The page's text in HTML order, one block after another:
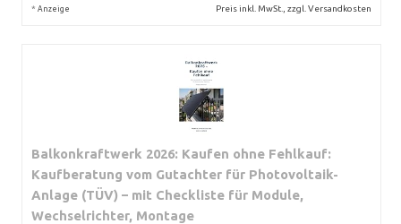
* Anzeige Preis inkl. MwSt., zzgl. Versandkosten
Balkonkraftwerk 2026: Kaufen ohne Fehlkauf:
Kaufberatung vom Gutachter für Photovoltaik-
Anlage (TÜV) – mit Checkliste für Module,
Wechselrichter, Montage